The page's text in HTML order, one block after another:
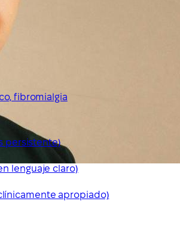
fibromialgia
persistente)
lenguaje claro)
apropiado)